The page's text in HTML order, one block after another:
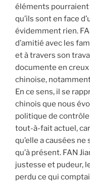
éléments
qu’ils sont en face
évidemment rien.
d’amitié avec les
et à travers son
documente en
chinoise,
En ce sens, il se
chinois que nous
politique de
tout-à-fait actuel,
qu’elle a causées
qu’à présent. FAN
justesse et pudeur,
perdu ce qui